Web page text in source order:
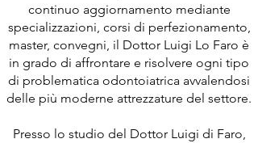
continuo aggiornamento mediante
specializzazioni, corsi di perfezionamento,
master, convegni, il Dottor Luigi Lo Faro è
in grado di affrontare e risolvere ogni tipo
di problematica odontoiatrica avvalendosi
delle più moderne attrezzature del settore.
Presso lo studio del Dottor Luigi di Faro,